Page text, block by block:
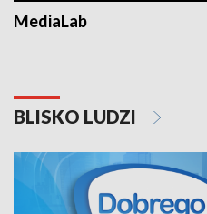
MediaLab
BLISKO LUDZI